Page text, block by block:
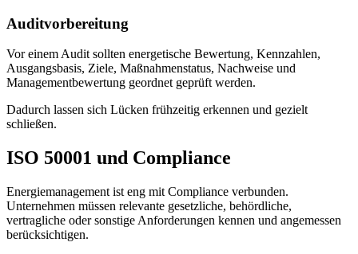
Auditvorbereitung
Vor einem Audit sollten energetische Bewertung, Kennzahlen,
Ausgangsbasis, Ziele, Maßnahmenstatus, Nachweise und
Managementbewertung geordnet geprüft werden.
Dadurch lassen sich Lücken frühzeitig erkennen und gezielt
schließen.
ISO 50001 und Compliance
Energiemanagement ist eng mit Compliance verbunden.
Unternehmen müssen relevante gesetzliche, behördliche,
vertragliche oder sonstige Anforderungen kennen und angemessen
berücksichtigen.